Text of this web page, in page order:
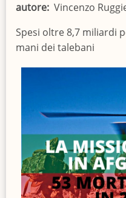
autore Vincenzo
Spesi oltre 8,7 miliardi
mani dei talebani